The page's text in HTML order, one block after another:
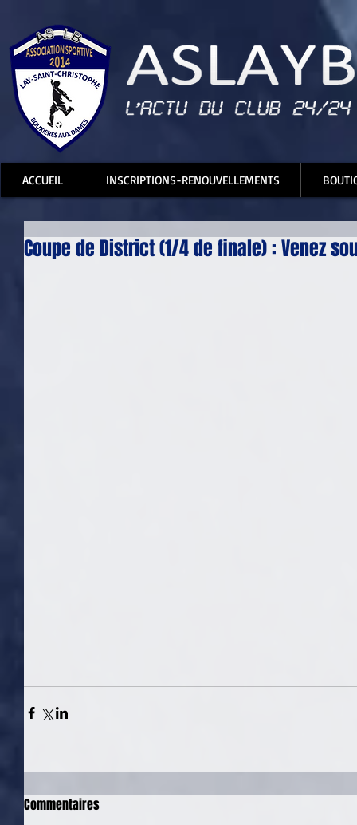
ACCUEIL INSCRIPTIONS-RENOUVELLEMENTS
Coupe de District (1/4 de finale) : Venez
Commentaires